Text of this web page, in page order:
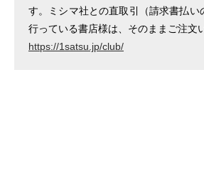
す。ミシマ社との直取引（請求書払い
行っている書店様は、そのままご注文
https://1satsu.jp/club/